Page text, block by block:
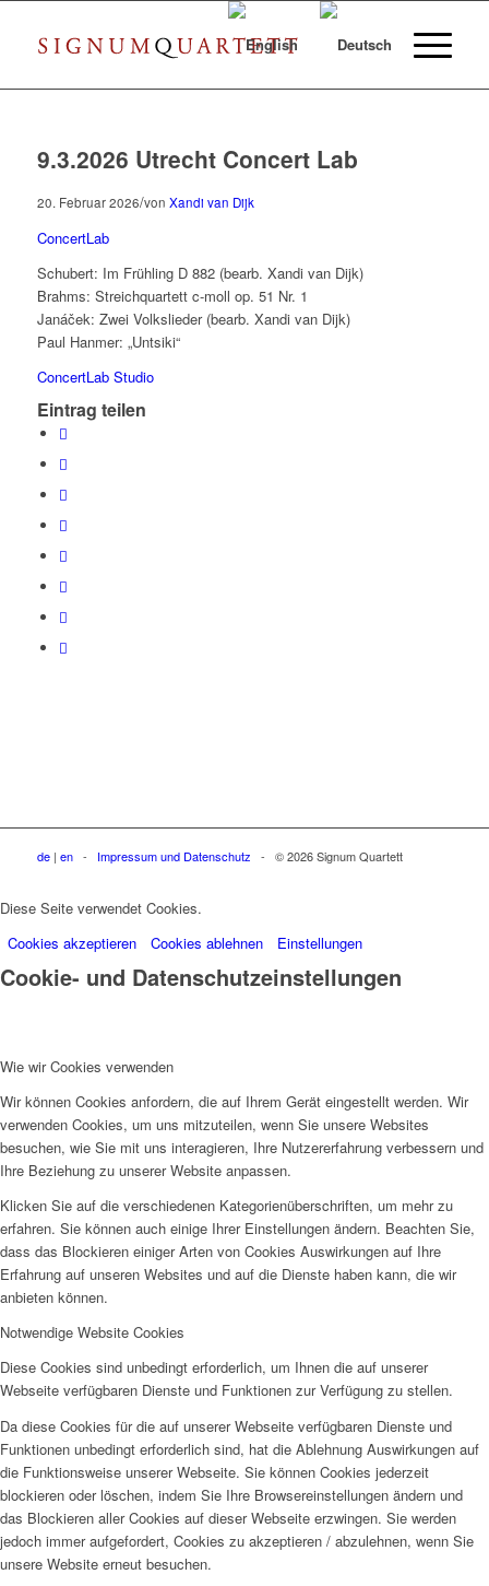
9.3.2026 Utrecht Concert Lab
20. Februar 2026/von Xandi van Dijk
ConcertLab
Schubert: Im Frühling D 882 (bearb. Xandi van Dijk)
Brahms: Streichquartett c-moll op. 51 Nr. 1
Janáček: Zwei Volkslieder (bearb. Xandi van Dijk)
Paul Hanmer: „Untsiki“
ConcertLab Studio
Eintrag teilen
de| en- Impressum und Datenschutz - © 2026 Signum Quartett
Diese Seite verwendet Cookies.
Cookies akzeptieren
Cookies ablehnen Einstellungen
Cookie- und Datenschutzeinstellungen
Wie wir Cookies verwenden
Wir können Cookies anfordern, die auf Ihrem Gerät eingestellt werden. Wir
verwenden Cookies, um uns mitzuteilen, wenn Sie unsere Websites
besuchen, wie Sie mit uns interagieren, Ihre Nutzererfahrung verbessern und
Ihre Beziehung zu unserer Website anpassen.
Klicken Sie auf die verschiedenen Kategorienüberschriften, um mehr zu
erfahren. Sie können auch einige Ihrer Einstellungen ändern. Beachten Sie,
dass das Blockieren einiger Arten von Cookies Auswirkungen auf Ihre
Erfahrung auf unseren Websites und auf die Dienste haben kann, die wir
anbieten können.
Notwendige Website Cookies
Diese Cookies sind unbedingt erforderlich, um Ihnen die auf unserer
Webseite verfügbaren Dienste und Funktionen zur Verfügung zu stellen.
Da diese Cookies für die auf unserer Webseite verfügbaren Dienste und
Funktionen unbedingt erforderlich sind, hat die Ablehnung Auswirkungen auf
die Funktionsweise unserer Webseite. Sie können Cookies jederzeit
blockieren oder löschen, indem Sie Ihre Browsereinstellungen ändern und
das Blockieren aller Cookies auf dieser Webseite erzwingen. Sie werden
jedoch immer aufgefordert, Cookies zu akzeptieren / abzulehnen, wenn Sie
unsere Website erneut besuchen.